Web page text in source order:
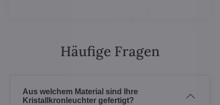
Häufige Fragen
Aus welchem Material sind Ihre
Kristallkronleuchter gefertigt?